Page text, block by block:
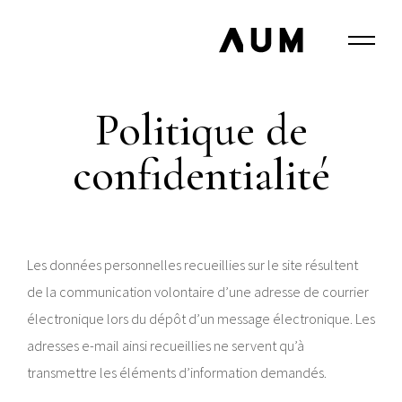
Politique de
confidentialité
Les données personnelles recueillies sur le site résultent
de la communication volontaire d’une adresse de courrier
électronique lors du dépôt d’un message électronique. Les
adresses e-mail ainsi recueillies ne servent qu’à
transmettre les éléments d’information demandés.